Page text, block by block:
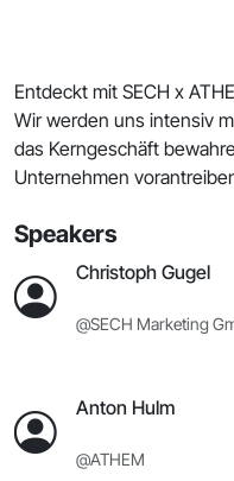
Entdeckt mit SECH x
Wir werden uns intensiv
das Kerngeschäft
Unternehmen
Speakers
Christoph Gugel
@SECH Marketing
Anton Hulm
@ATHEM